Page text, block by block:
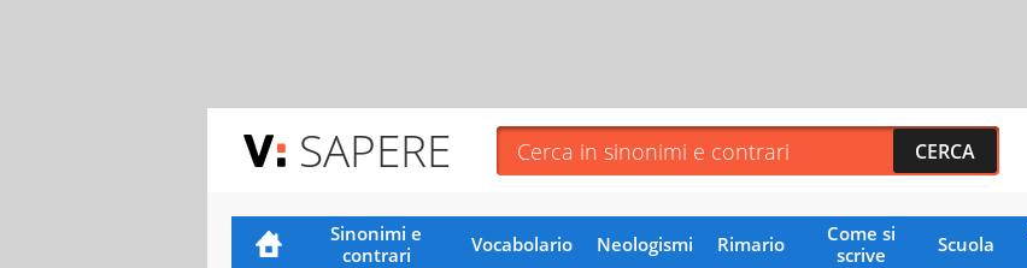
SAPERE
Sinonimi e
contrari
Vocabolario Neologismi Rimario
Come si
scrive
Scuola